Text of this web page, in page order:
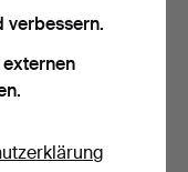
verbessern.